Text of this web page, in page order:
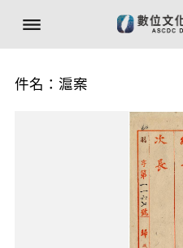
件名：滬案